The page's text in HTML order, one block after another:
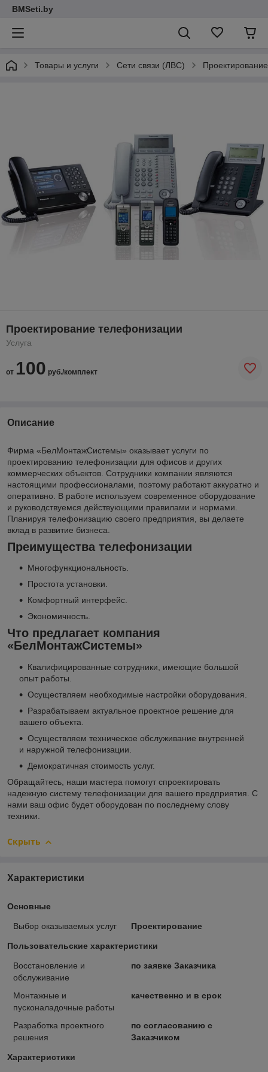
BMSeti.by
Товары и услуги Сети связи (ЛВС)
Проектирование телефонизации
Услуга
от 100 руб./комплект
Описание
Фирма «БелМонтажСистемы» оказывает услуги по
проектированию телефонизации для офисов и других
коммерческих объектов. Сотрудники компании являются
настоящими профессионалами, поэтому работают аккуратно и
оперативно. В работе используем современное оборудование
и руководствуемся действующими правилами и нормами.
Планируя телефонизацию своего предприятия, вы делаете
вклад в развитие бизнеса.
Преимущества телефонизации
Многофункциональность.
Простота установки.
Комфортный интерфейс.
Экономичность.
Что предлагает компания
«БелМонтажСистемы»
Квалифицированные сотрудники, имеющие большой
опыт работы.
Осуществляем необходимые настройки оборудования.
Разрабатываем актуальное проектное решение для
вашего объекта.
Осуществляем техническое обслуживание внутренней
и наружной телефонизации.
Демократичная стоимость услуг.
Обращайтесь, наши мастера помогут спроектировать
надежную систему телефонизации для вашего предприятия. С
нами ваш офис будет оборудован по последнему слову
техники.
Скрыть
Характеристики
Основные
Выбор оказываемых услуг Проектирование
Пользовательские характеристики
Восстановление и
обслуживание
по заявке Заказчика
Монтажные и
пусконаладочные работы
качественно и в срок
Разработка проектного
решения
по согласованию с
Заказчиком
Характеристики